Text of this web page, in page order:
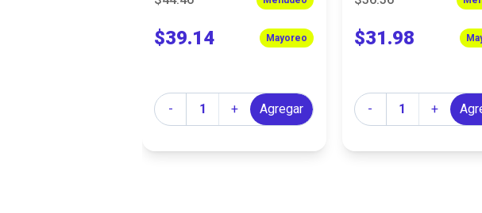
$39.14 Mayoreo
-
Cantidad + Agregar
$31.98
-
Cantidad +